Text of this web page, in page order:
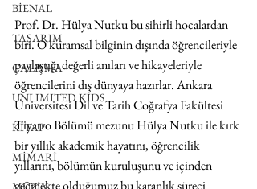
BİENAL
TASARIM
ÇALIŞMA
UNLIMITED KIDS
KİTAP
MİMARİ
Prof. Dr. Hülya Nutku bu sihirli hocalardan
biri. O kuramsal bilginin dışında öğrencileriyle
paylaştığı değerli anıları ve hikayeleriyle
öğrencilerini dış dünyaya hazırlar. Ankara
Üniversitesi Dil ve Tarih Coğrafya Fakültesi
Tiyatro Bölümü mezunu Hülya Nutku ile kırk
bir yıllık akademik hayatını, öğrencilik
yıllarını, bölümün kuruluşunu ve içinden
geçmekte olduğumuz bu karanlık süreci